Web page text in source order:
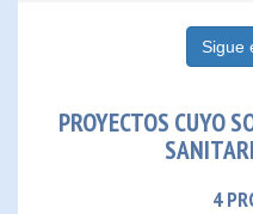
Sigue
PROYECTOS CUYO
4